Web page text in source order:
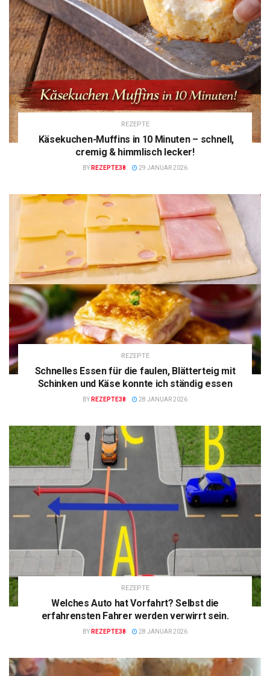
REZEPTE
Käsekuchen-Muffins in 10 Minuten – schnell,
cremig & himmlisch lecker!
BY REZEPTE38 29 JANUAR 2026
REZEPTE
Schnelles Essen für die faulen, Blätterteig mit
Schinken und Käse konnte ich ständig essen
BY REZEPTE38 28 JANUAR 2026
REZEPTE
Welches Auto hat Vorfahrt? Selbst die
erfahrensten Fahrer werden verwirrt sein.
BY REZEPTE38 28 JANUAR 2026